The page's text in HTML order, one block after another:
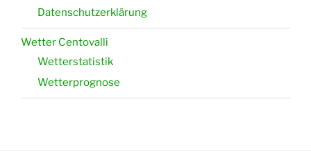
Datenschutzerklärung
Wetter Centovalli
Wetterstatistik
Wetterprognose